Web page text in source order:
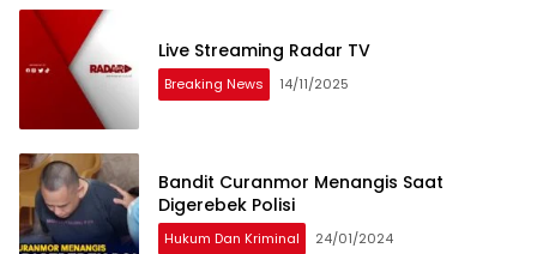
Live Streaming Radar TV
Breaking News 14/11/2025
Bandit Curanmor Menangis Saat
Digerebek Polisi
Hukum Dan Kriminal 24/01/2024